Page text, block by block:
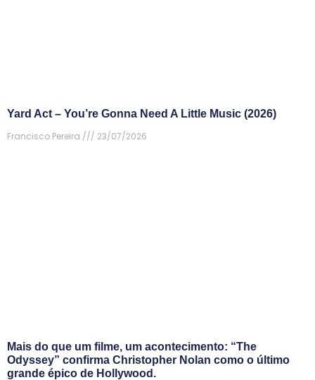
Yard Act – You’re Gonna Need A Little Music (2026)
Francisco Pereira
23/07/2026
Mais do que um filme, um acontecimento: “The
Odyssey” confirma Christopher Nolan como o último
grande épico de Hollywood.